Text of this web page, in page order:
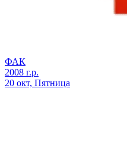
ФАК
2008 г.р.
20 окт, Пятница